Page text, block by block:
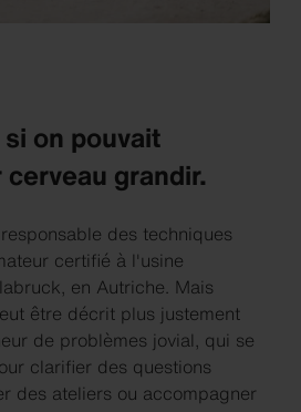
on pouvait
grandir.
des techniques
certifié à l'usine
en Autriche. Mais
être décrit plus justement
de problèmes jovial, qui se
clarifier des questions
des ateliers ou accompagner